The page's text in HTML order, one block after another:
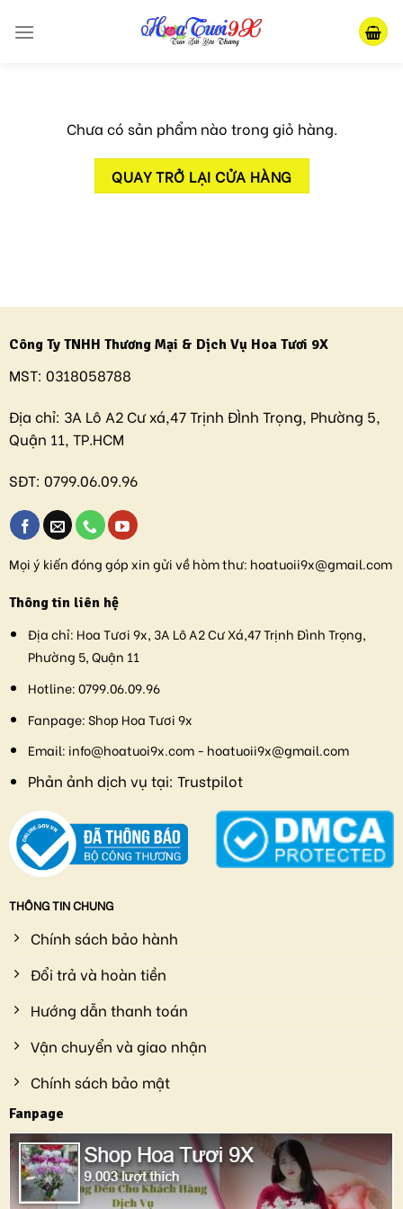
Chưa có sản phẩm nào trong giỏ hàng.
QUAY TRỞ LẠI CỬA HÀNG
Công Ty TNHH Thương Mại & Dịch Vụ Hoa Tươi 9X
MST: 0318058788
Địa chỉ: 3A Lô A2 Cư xá,47 Trịnh ĐÌnh Trọng, Phường 5,
Quận 11, TP.HCM
SĐT: 0799.06.09.96
Mọi ý kiến đóng góp xin gửi về hòm thư: hoatuoii9x@gmail.com
Thông tin liên hệ
Địa chỉ: Hoa Tươi 9x, 3A Lô A2 Cư Xá,47 Trịnh Đình Trọng,
Phường 5, Quận 11
Hotline:0799.06.09.96
Fanpage:Shop Hoa Tươi 9x
Email: info@hoatuoi9x.com - hoatuoii9x@gmail.com
Phản ảnh dịch vụ tại: Trustpilot
THÔNG TIN CHUNG
Chính sách bảo hành
Đổi trả và hoàn tiền
Hướng dẫn thanh toán
Vận chuyển và giao nhận
Chính sách bảo mật
Fanpage